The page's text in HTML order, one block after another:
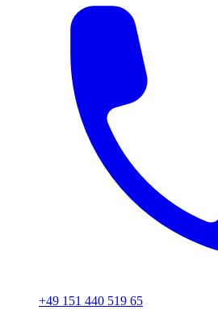
+49 151 440 519 65